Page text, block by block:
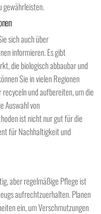
gewährleisten.
sich auch über
informieren. Es gibt
die biologisch abbaubar und
Sie in vielen Regionen
und aufbereiten, um die
Auswahl von
ist nicht nur gut für die
für Nachhaltigkeit und
aber regelmäßige Pflege ist
aufrechtzuerhalten. Planen
ein, um Verschmutzungen